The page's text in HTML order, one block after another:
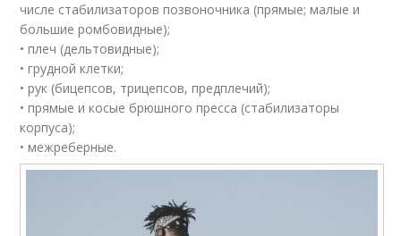
числе стабилизаторов позвоночника (прямые; малые и
большие ромбовидные);
• плеч (дельтовидные);
• грудной клетки;
• рук (бицепсов, трицепсов, предплечий);
• прямые и косые брюшного пресса (стабилизаторы
корпуса);
• межреберные.